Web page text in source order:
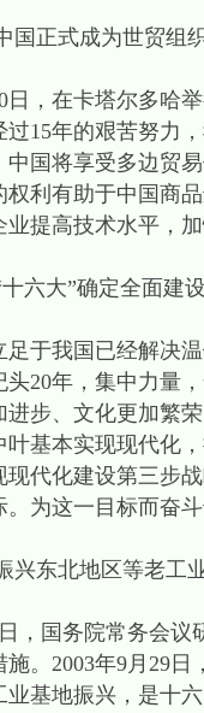
正式成为世贸组
，在卡塔尔多哈举
过15年的艰苦努力
中国将享受多边贸
权利有助于中国商
业提高技术水平，
大”确定全面建
我国已经解决温
头20年，集中力量
进步、文化更加繁
叶基本实现现代化
现代化建设第三步
。为这一目标而奋
东北地区等老工
国务院常务会议
施。2003年9月29
业基地振兴，是十